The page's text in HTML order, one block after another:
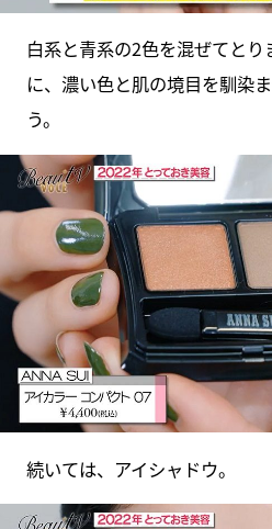
白系と青系の2色を混ぜてとり
に、濃い色と肌の境目を馴染
う。
続いては、アイシャドウ。